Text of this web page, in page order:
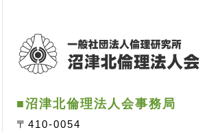
■沼津北倫理法人会事務局
〒410-0054